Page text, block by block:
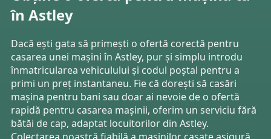
în Astley
Dacă ești gata să primești o ofertă corectă pentru
casarea unei mașini în Astley, pur și simplu introdu
înmatricularea vehiculului și codul poștal pentru a
primi un preț instantaneu. Fie că dorești să casări
mașina pentru bani sau doar ai nevoie de o ofertă
rapidă pentru casarea mașinii, oferim un serviciu fără
bătăi de cap, adaptat locuitorilor din Astley.